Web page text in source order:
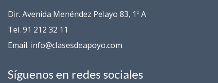
Dir. Avenida Menéndez Pelayo 83, 1º A
Tel. 91 212 32 11
Email. info@clasesdeapoyo.com
Síguenos en redes sociales